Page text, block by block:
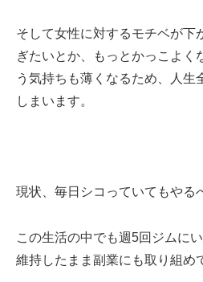
そして女性に対するモチベが下
ぎたいとか、もっとかっこよく
う気持ちも薄くなるため、人生
しまいます。
現状、毎日シコっていてもやる
この生活の中でも週5回ジムに
維持したまま副業にも取り組め